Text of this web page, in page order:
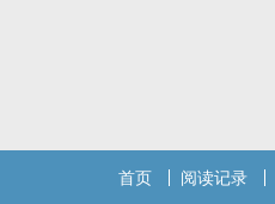
首页 阅读记录